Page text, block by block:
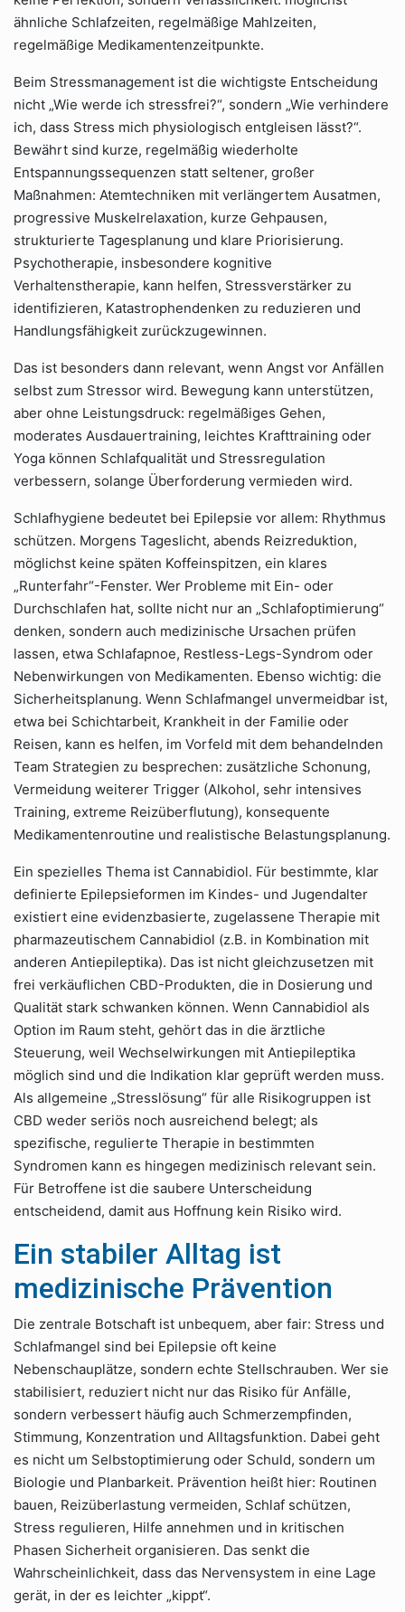
ähnliche Schlafzeiten, regelmäßige Mahlzeiten,
regelmäßige Medikamentenzeitpunkte.
Beim Stressmanagement ist die wichtigste Entscheidung
nicht „Wie werde ich stressfrei?“, sondern „Wie verhindere
ich, dass Stress mich physiologisch entgleisen lässt?“.
Bewährt sind kurze, regelmäßig wiederholte
Entspannungssequenzen statt seltener, großer
Maßnahmen: Atemtechniken mit verlängertem Ausatmen,
progressive Muskelrelaxation, kurze Gehpausen,
strukturierte Tagesplanung und klare Priorisierung.
Psychotherapie, insbesondere kognitive
Verhaltenstherapie, kann helfen, Stressverstärker zu
identifizieren, Katastrophendenken zu reduzieren und
Handlungsfähigkeit zurückzugewinnen.
Das ist besonders dann relevant, wenn Angst vor Anfällen
selbst zum Stressor wird. Bewegung kann unterstützen,
aber ohne Leistungsdruck: regelmäßiges Gehen,
moderates Ausdauertraining, leichtes Krafttraining oder
Yoga können Schlafqualität und Stressregulation
verbessern, solange Überforderung vermieden wird.
Schlafhygiene bedeutet bei Epilepsie vor allem: Rhythmus
schützen. Morgens Tageslicht, abends Reizreduktion,
möglichst keine späten Koffeinspitzen, ein klares
„Runterfahr“-Fenster. Wer Probleme mit Ein- oder
Durchschlafen hat, sollte nicht nur an „Schlafoptimierung“
denken, sondern auch medizinische Ursachen prüfen
lassen, etwa Schlafapnoe, Restless-Legs-Syndrom oder
Nebenwirkungen von Medikamenten. Ebenso wichtig: die
Sicherheitsplanung. Wenn Schlafmangel unvermeidbar ist,
etwa bei Schichtarbeit, Krankheit in der Familie oder
Reisen, kann es helfen, im Vorfeld mit dem behandelnden
Team Strategien zu besprechen: zusätzliche Schonung,
Vermeidung weiterer Trigger (Alkohol, sehr intensives
Training, extreme Reizüberflutung), konsequente
Medikamentenroutine und realistische Belastungsplanung.
Ein spezielles Thema ist Cannabidiol. Für bestimmte, klar
definierte Epilepsieformen im Kindes- und Jugendalter
existiert eine evidenzbasierte, zugelassene Therapie mit
pharmazeutischem Cannabidiol (z.B. in Kombination mit
anderen Antiepileptika). Das ist nicht gleichzusetzen mit
frei verkäuflichen CBD-Produkten, die in Dosierung und
Qualität stark schwanken können. Wenn Cannabidiol als
Option im Raum steht, gehört das in die ärztliche
Steuerung, weil Wechselwirkungen mit Antiepileptika
möglich sind und die Indikation klar geprüft werden muss.
Als allgemeine „Stresslösung“ für alle Risikogruppen ist
CBD weder seriös noch ausreichend belegt; als
spezifische, regulierte Therapie in bestimmten
Syndromen kann es hingegen medizinisch relevant sein.
Für Betroffene ist die saubere Unterscheidung
entscheidend, damit aus Hoffnung kein Risiko wird.
Ein stabiler Alltag ist
medizinische Prävention
Die zentrale Botschaft ist unbequem, aber fair: Stress und
Schlafmangel sind bei Epilepsie oft keine
Nebenschauplätze, sondern echte Stellschrauben. Wer sie
stabilisiert, reduziert nicht nur das Risiko für Anfälle,
sondern verbessert häufig auch Schmerzempfinden,
Stimmung, Konzentration und Alltagsfunktion. Dabei geht
es nicht um Selbstoptimierung oder Schuld, sondern um
Biologie und Planbarkeit. Prävention heißt hier: Routinen
bauen, Reizüberlastung vermeiden, Schlaf schützen,
Stress regulieren, Hilfe annehmen und in kritischen
Phasen Sicherheit organisieren. Das senkt die
Wahrscheinlichkeit, dass das Nervensystem in eine Lage
gerät, in der es leichter „kippt“.